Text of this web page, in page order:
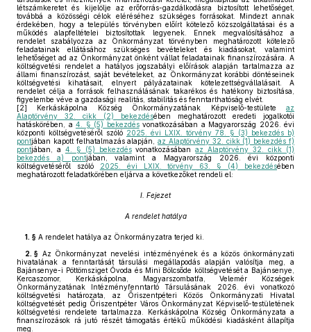
létszámkeretet és kijelölje az erőforrás-gazdálkodásra biztosított lehetőséget,
továbbá a közösségi célok eléréséhez szükséges forrásokat. Mindezt annak
érdekében, hogy a település törvényben előírt kötelező közszolgáltatásai és a
működés alapfeltételei biztosítottak legyenek. Ennek megvalósításához a
rendelet szabályozza az Önkormányzat törvényben meghatározott kötelező
feladatainak ellátásához szükséges bevételeket és kiadásokat, valamint
lehetőséget ad az Önkormányzat önként vállat feladatainak finanszírozására. A
költségvetési rendelet a hatályos jogszabályi előírások alapján tartalmazza az
állami finanszírozást, saját bevételeket, az Önkormányzat korábbi döntéseinek
költségvetési kihatásait, elnyert pályázatainak kötelezettségvállalásait. A
rendelet célja a források felhasználásának takarékos és hatékony biztosítása,
figyelembe véve a gazdasági realitás, stabilitás és fenntarthatóság elvét.
[2] Kerkáskápolna Község Önkormányzatának Képviselő-testülete az
Alaptörvény 32. cikk (2) bekezdésében meghatározott eredeti jogalkotói
hatáskörében, a 4. § (5) bekezdésvonatkozásában a Magyarország 2026. évi
központi költségvetéséről szóló 2025. évi LXIX. törvény 78. § (3) bekezdés b)
pontjában kapott felhatalmazás alapján,az Alaptörvény 32. cikk (1) bekezdés f)
pontjában, a 4. § (5) bekezdésvonatkozásábanaz Alaptörvény 32. cikk (1)
bekezdés a) pontjában, valamint a Magyarország 2026. évi központi
költségvetéséről szóló
2025. évi LXIX. törvény 63. § (4) bekezdésében
meghatározott feladatkörében eljárva a következőket rendeli el:
I. Fejezet
A rendelet hatálya
1. § A rendelet hatálya az Önkormányzatra terjed ki.
2. § Az Önkormányzat nevelési intézményének és a közös önkormányzati
hivatalának a fenntartását társulási megállapodás alapján valósítja meg, a
Bajánsenye-i Pöttömsziget Óvoda és Mini Bölcsőde költségvetését a Bajánsenye,
Kercaszomor, Kerkáskápolna, Magyarszombatfa, Velemér Községek
Önkormányzatának Intézményfenntartó Társulásának 2026. évi vonatkozó
költségvetési határozata, az Őriszentpéteri Közös Önkormányzati Hivatal
költségvetését pedig Őriszentpéter Város Önkormányzat Képviselő-testületének
költségvetési rendelete tartalmazza. Kerkáskápolna Község Önkormányzata a
finanszírozások rá jutó részét támogatás értékű működési kiadásként állapítja
meg.